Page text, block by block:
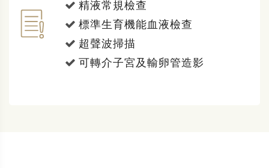
精液常規檢查
標準生育機能血液檢查
超聲波掃描
可轉介子宮及輸卵管造影